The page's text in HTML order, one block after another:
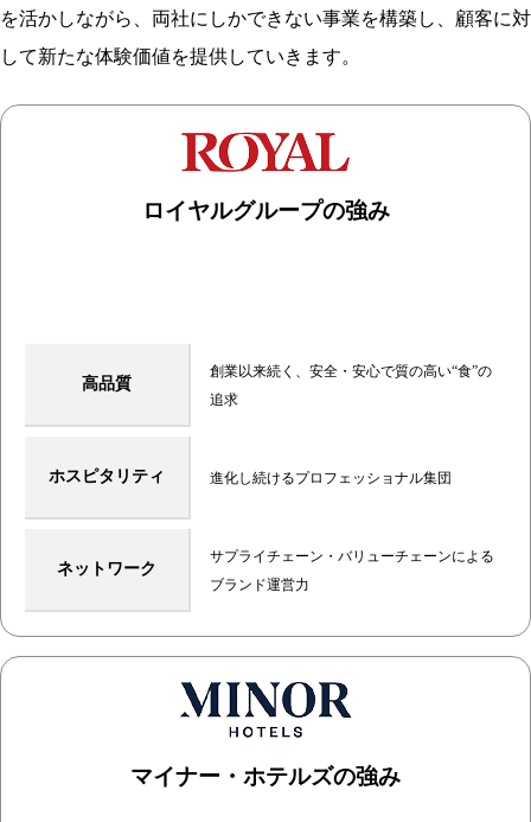
を活かしながら、両社にしかできない事業を構築し、顧客に対
して新たな体験価値を提供していきます。
ロイヤルグループの強み
高品質
創業以来続く、安全・安心で質の高い“食”の
追求
ホスピタリティ 進化し続けるプロフェッショナル集団
ネットワーク
サプライチェーン・バリューチェーンによる
ブランド運営力
マイナー・ホテルズの強み